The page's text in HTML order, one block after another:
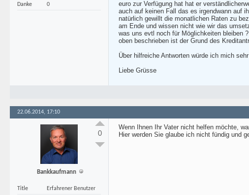
Danke
0
euro zur Verfügung hat hat er
auch auf keinen Fall das es irgendwann auf
natürlich gewillt die monatlichen Raten zu
am Ende und wissen nicht wie wir das
was uns evtl noch für Möglichkeiten bleiben
oben beschrieben ist der Grund des
Über hilfreiche Antworten würde ich mich
Liebe Grüsse
22.06.2014, 17:10
Bankkaufmann
Title
Erfahrener Benutzer
0
Wenn Ihnen Ihr Vater nicht helfen möchte,
Hier werden Sie glaube ich nicht fündig und